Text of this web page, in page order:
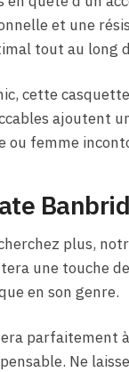
et une
tout au long
cette
ajoutent
ou femme
plus,
une touche
en son genre.
parfaitement
Ne